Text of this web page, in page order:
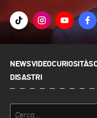
NEWSVIDEOCURIOSITÀ
DISASTRI